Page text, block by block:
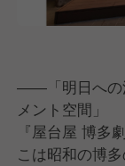
――「明日への
メント空間」
『屋台屋 博多
こは昭和の博